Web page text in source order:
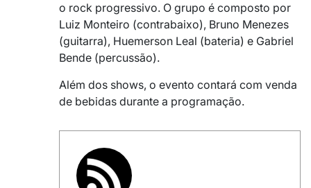
o rock progressivo. O grupo é composto por
Luiz Monteiro (contrabaixo), Bruno Menezes
(guitarra), Huemerson Leal (bateria) e Gabriel
Bende (percussão).
Além dos shows, o evento contará com venda
de bebidas durante a programação.